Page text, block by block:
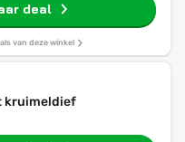
deal
van deze winkel
kruimeldief